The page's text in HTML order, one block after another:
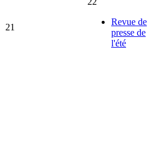
21
Revue de
presse de
l'été